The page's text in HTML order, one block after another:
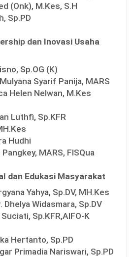
(Onk), M.Kes, S.H
Sp.PD
dan Inovasi Usaha
Sp.OG (K)
Syarif Panija, MARS
Helen Nelwan, M.Kes
Luthfi, Sp.KFR
Hudhi
MARS, FISQua
dan Edukasi Masyarakat
Yahya, Sp.DV, MH.Kes
Dhelya Widasmara, Sp.DV
Suciati, Sp.KFR,AIFO-K
Hertanto, Sp.PD
Primadia Nariswari, Sp.PD